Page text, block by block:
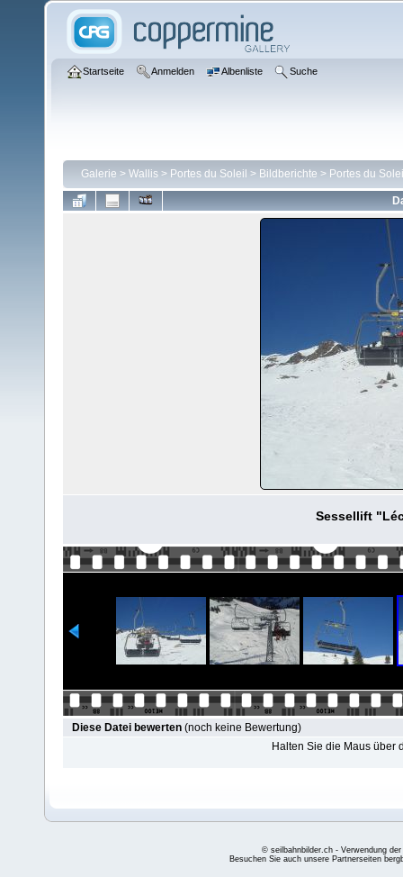
Startseite Anmelden Albenliste Suche
Galerie > Wallis > Portes du Soleil > Bildberichte > Portes du
Sessellift
Diese Datei bewerten (noch keine Bewertung)
Halten Sie die Maus über
© seilbahnbilder.ch - Verwendung
Besuchen Sie auch unsere Partnerseiten